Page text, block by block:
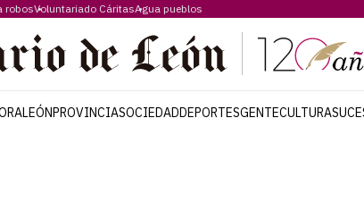
robosVoluntariado CáritasAgua pueblos
LEÓNPROVINCIASOCIEDADDEPORTESGENTECULTURA